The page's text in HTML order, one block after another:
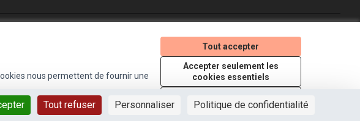
Tout refuser Personnaliser Politique de confidentialité
nous permettent de fournir une
Tout accepter
Accepter seulement les
cookies essentiels
(Lien externe)
(Lien externe)
(Lien externe)
Licence Creative
(Lien externe)